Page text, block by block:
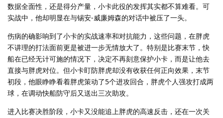
数据全面性，还是得分产量，小卡此役的发挥其实都不算难看。可
实战中，他却明显在与锡安-威廉姆森的对话中被压了一头。
伤病的确影响到了小卡的实战速率和对抗能力，这些问题，在胖虎
不讲理的打法面前更是被进一步无情放大了。特别是比赛末节，快
船在已经无计可施的情况下，决定不再刻意保护小卡，而是让他去
直接与胖虎对位。但小卡盯防胖虎却没有收获任何正向效果，末节
初段，他眼睁睁看着胖虎策动了5个进攻回合，胖虎个人强攻打成两
球，在调动快船防守后又送出三次助攻。
进入比赛决胜阶段，小卡又没能追上胖虎的高速反击，还在一次关